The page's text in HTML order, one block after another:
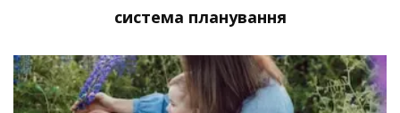
система планування